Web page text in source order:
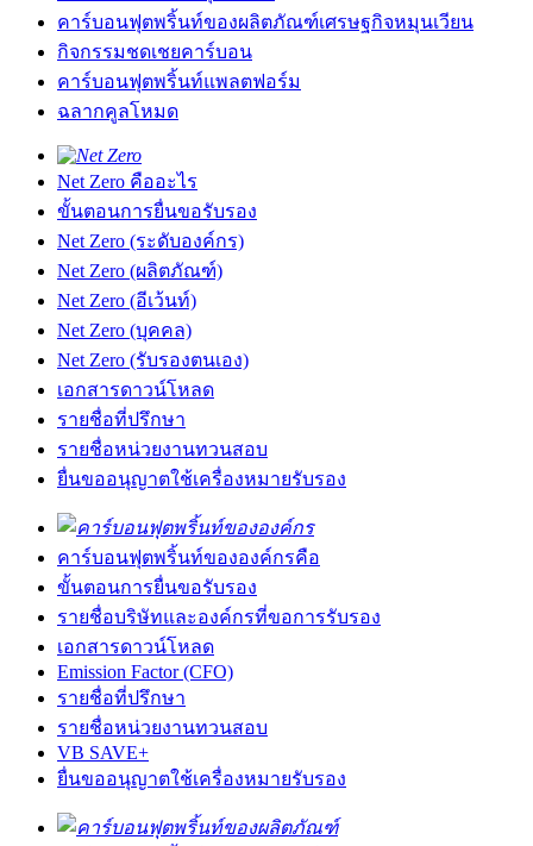
คาร์บอนฟุตพริ้นท์ของผลิตภัณฑ์เศรษฐกิจหมุนเวียน
กิจกรรมชดเชยคาร์บอน
คาร์บอนฟุตพริ้นท์แพลตฟอร์ม
ฉลากคูลโหมด
Net Zero คืออะไร
ขั้นตอนการยื่นขอรับรอง
Net Zero (ระดับองค์กร)
Net Zero (ผลิตภัณฑ์)
Net Zero (อีเว้นท์)
Net Zero (บุคคล)
Net Zero (รับรองตนเอง)
เอกสารดาวน์โหลด
รายชื่อที่ปรึกษา
รายชื่อหน่วยงานทวนสอบ
ยื่นขออนุญาตใช้เครื่องหมายรับรอง
คาร์บอนฟุตพริ้นท์ขององค์กรคือ
ขั้นตอนการยื่นขอรับรอง
รายชื่อบริษัทและองค์กรที่ขอการรับรอง
เอกสารดาวน์โหลด
Emission Factor (CFO)
รายชื่อที่ปรึกษา
รายชื่อหน่วยงานทวนสอบ
VB SAVE+
ยื่นขออนุญาตใช้เครื่องหมายรับรอง